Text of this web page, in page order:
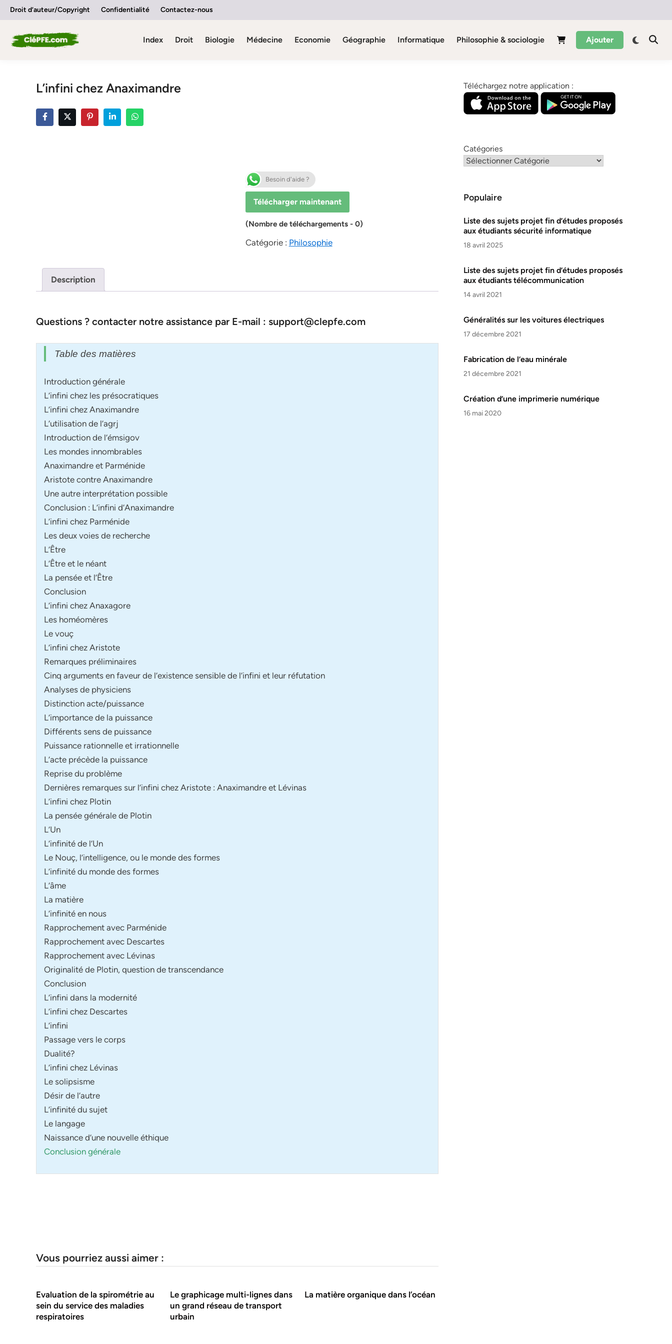
SkipDroit d’auteur/Copyright Confidentialité Contactez-nous
Index Droit Biologie Médecine Economie Géographie Informatique Philosophie & sociologie Ajouter
L’infini chez Anaximandre
Besoin d'aide ?
Télécharger maintenant
(Nombre de téléchargements - 0)
Catégorie : Philosophie
Description
Questions ? contacter notre assistance par E-mail : support@clepfe.com
Table des matières
Introduction générale
L’infini chez les présocratiques
L’infini chez Anaximandre
L’utilisation de l’agrj
Introduction de l’émsigov
Les mondes innombrables
Anaximandre et Parménide
Aristote contre Anaximandre
Une autre interprétation possible
Conclusion : L’infini d’Anaximandre
L’infini chez Parménide
Les deux voies de recherche
L’Être
L’Être et le néant
La pensée et l’Être
Conclusion
L’infini chez Anaxagore
Les homéomères
Le vouç
L’infini chez Aristote
Remarques préliminaires
Cinq arguments en faveur de l’existence sensible de l’infini et leur réfutation
Analyses de physiciens
Distinction acte/puissance
L’importance de la puissance
Différents sens de puissance
Puissance rationnelle et irrationnelle
L’acte précède la puissance
Reprise du problème
Dernières remarques sur l’infini chez Aristote : Anaximandre et Lévinas
L’infini chez Plotin
La pensée générale de Plotin
L’Un
L’infinité de l’Un
Le Nouç, l’intelligence, ou le monde des formes
L’infinité du monde des formes
L’âme
La matière
L’infinité en nous
Rapprochement avec Parménide
Rapprochement avec Descartes
Rapprochement avec Lévinas
Originalité de Plotin, question de transcendance
Conclusion
L’infini dans la modernité
L’infini chez Descartes
L’infini
Passage vers le corps
Dualité?
L’infini chez Lévinas
Le solipsisme
Désir de l’autre
L’infinité du sujet
Le langage
Naissance d’une nouvelle éthique
Conclusion générale
Vous pourriez aussi aimer :
Evaluation de la spirométrie au
sein du service des maladies
respiratoires
Le graphicage multi-lignes dans
un grand réseau de transport
urbain
La matière organique dans l’océan
Téléchargez notre application :
Catégories
Populaire
Liste des sujets projet fin d’études proposés
aux étudiants sécurité informatique
18 avril 2025
Liste des sujets projet fin d’études proposés
aux étudiants télécommunication
14 avril 2021
Généralités sur les voitures électriques
17 décembre 2021
Fabrication de l’eau minérale
21 décembre 2021
Création d’une imprimerie numérique
16 mai 2020